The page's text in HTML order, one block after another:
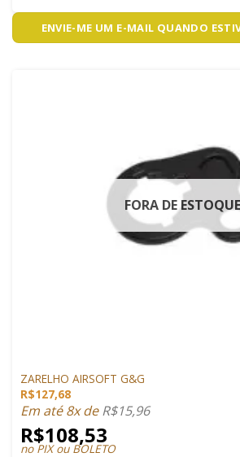
ENVIE-ME UM E-MAIL QUANDO
FORA DE ESTOQUE
ZARELHO AIRSOFT G&G
R$127,68
Em até 8x deR$15,96
R$108,53
no PIX ou BOLETO